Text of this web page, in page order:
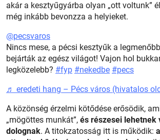
akár a kesztyűgyárba olyan „ott voltunk”
még inkább bevonzza a helyieket.
@pecsvaros
Nincs mese, a pécsi kesztyűk a
bejárták az egész világot! Vajon hol
legközelebb? #fyp #nekedbe #pecs
♬ eredeti hang – Pécs város (hivatalos
A közönség érzelmi kötődése erősödik,
„mögöttes munkát”, és részesei lehetnek
dolognak. A titokzatosság itt is működik: